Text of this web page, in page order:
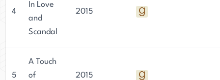
4
In Love
and
Scandal
2015
5
A Touch
of
2015